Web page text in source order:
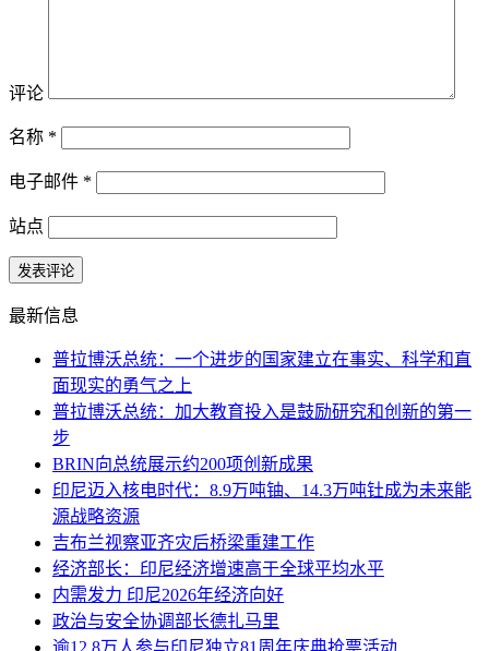
评论
名称 *
电子邮件 *
站点
最新信息
普拉博沃总统：一个进步的国家建立在事实、科学和直
面现实的勇气之上
普拉博沃总统：加大教育投入是鼓励研究和创新的第一
步
BRIN向总统展示约200项创新成果
印尼迈入核电时代：8.9万吨铀、14.3万吨钍成为未来能
源战略资源
吉布兰视察亚齐灾后桥梁重建工作
经济部长：印尼经济增速高于全球平均水平
内需发力 印尼2026年经济向好
政治与安全协调部长德扎马里